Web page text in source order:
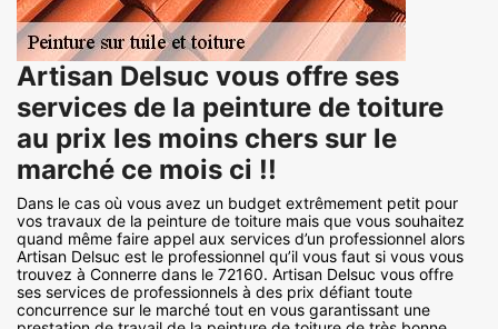
Artisan Delsuc vous offre ses
services de la peinture de toiture
au prix les moins chers sur le
marché ce mois ci !!
Dans le cas où vous avez un budget extrêmement petit pour
vos travaux de la peinture de toiture mais que vous souhaitez
quand même faire appel aux services d’un professionnel alors
Artisan Delsuc est le professionnel qu’il vous faut si vous vous
trouvez à Connerre dans le 72160. Artisan Delsuc vous offre
ses services de professionnels à des prix défiant toute
concurrence sur le marché tout en vous garantissant une